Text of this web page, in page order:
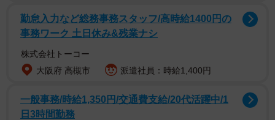
ているのか把握しましょう。
なお、亡くなってから慌てて金融機関の詳細を調べるので
はなく、普段から「〇〇銀行を利用している」といった最
す。
勤怠入力など総務事務スタッフ/高時給1400円の
事務ワーク 土日休み&残業ナシ
株式会社トーコー
大阪府 高槻市
派遣社員：時給1,400円
一般事務/時給1,350円/交通費支給/20代活躍中/1
日3時間勤務